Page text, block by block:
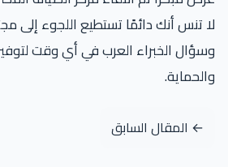
تنس أنك دائمًا تستطيع اللجوء إلى
الخبراء العرب في أي وقت لتوفير
← المقال السابق